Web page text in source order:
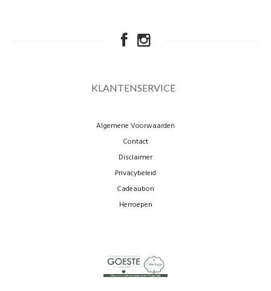
KLANTENSERVICE
Algemene Voorwaarden
Contact
Disclaimer
Privacybeleid
Cadeaubon
Herroepen